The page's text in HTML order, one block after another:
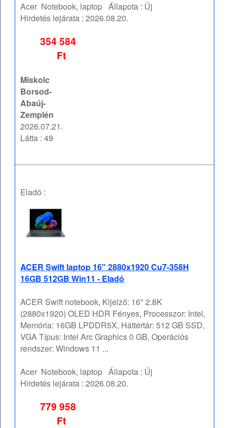
Acer Notebook, laptop Állapota : Új
Hirdetés lejárata :2026.08.20.
354 584
Ft
Miskolc
Borsod-
Abaúj-
Zemplén
2026.07.21.
Látta : 49
Eladó :
ACER Swift laptop 16" 2880x1920 Cu7-358H
16GB 512GB Win11 - Eladó
ACER Swift notebook, Kijelző: 16" 2.8K
(2880x1920) OLED HDR Fényes, Processzor: Intel,
Memória: 16GB LPDDR5X, Háttértár: 512 GB SSD,
VGA Típus: Intel Arc Graphics 0 GB, Operációs
rendszer: Windows 11 ...
Acer Notebook, laptop Állapota : Új
Hirdetés lejárata :2026.08.20.
779 958
Ft